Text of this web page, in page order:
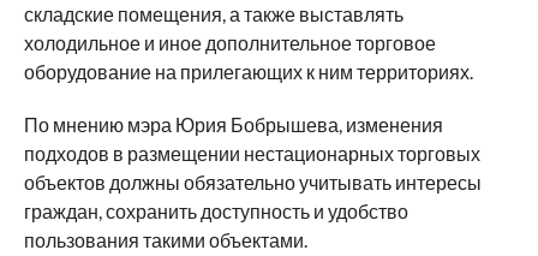
складские помещения, а также выставлять
холодильное и иное дополнительное торговое
оборудование на прилегающих к ним территориях.
По мнению мэра Юрия Бобрышева, изменения
подходов в размещении нестационарных торговых
объектов должны обязательно учитывать интересы
граждан, сохранить доступность и удобство
пользования такими объектами.